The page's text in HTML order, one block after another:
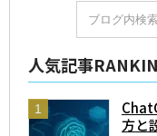
人気記事
方と